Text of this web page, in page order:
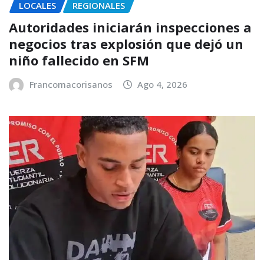
LOCALES REGIONALES
Autoridades iniciarán inspecciones a
negocios tras explosión que dejó un
niño fallecido en SFM
Francomacorisanos Ago 4, 2026